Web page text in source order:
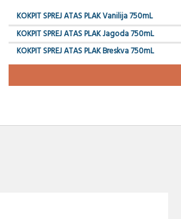
KOKPIT SPREJ ATAS PLAK Vanilija 750mL
KOKPIT SPREJ ATAS PLAK Jagoda 750mL
KOKPIT SPREJ ATAS PLAK Breskva 750mL